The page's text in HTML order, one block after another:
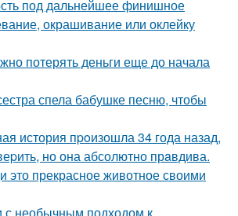
под дальнейшее финишное
окрашивание или оклейку
потерять деньги еще до начала
спела бабушке песню, чтобы
история пpoизошла 34 года назад,
но она абсолютно прaвдива.
это прекрасное животное своими